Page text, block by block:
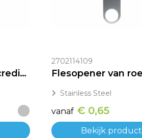
RVS flesopener in creditcardformaat
2702114109
Stainless Steel
vanaf € 0,65
Bekijk product